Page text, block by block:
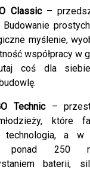
Classic–
myślenie,
współpracy w
coś dla
Technic –
które
a w
ponad 250
baterii,